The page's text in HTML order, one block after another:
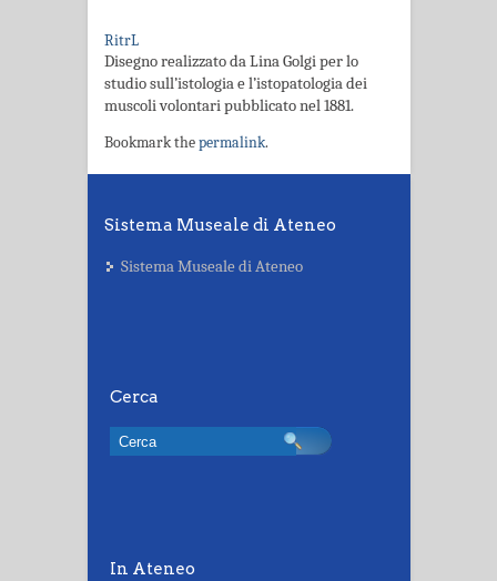
RitrL
Disegno realizzato da Lina Golgi per lo
studio sull’istologia e l’istopatologia dei
muscoli volontari pubblicato nel 1881.
Bookmark thepermalink.
Sistema Museale di Ateneo
Sistema Museale di Ateneo
Cerca
In Ateneo